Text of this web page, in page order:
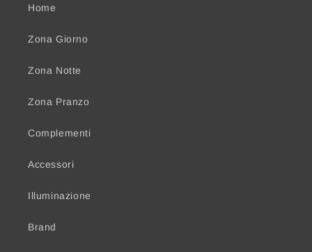
Home
Zona Giorno
Zona Notte
Zona Pranzo
Complementi
Accessori
Illuminazione
Brand